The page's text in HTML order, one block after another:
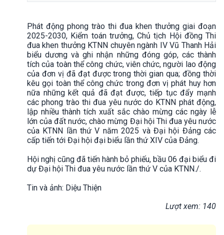
Phát động phong trào thi đua khen thưởng giai đoạn
2025-2030, Kiểm toán trưởng, Chủ tịch Hội đồng Thi
đua khen thưởng KTNN chuyên ngành IV Vũ Thanh Hải
biểu dương và ghi nhận những đóng góp, các thành
tích của toàn thể công chức, viên chức, người lao động
của đơn vị đã đạt được trong thời gian qua; đồng thời
kêu gọi toàn thể công chức trong đơn vị phát huy hơn
nữa những kết quả đã đạt được, tiếp tục đẩy mạnh
các phong trào thi đua yêu nước do KTNN phát động,
lập nhiều thành tích xuất sắc chào mừng các ngày lễ
lớn của đất nước, chào mừng Đại hội Thi đua yêu nước
của KTNN lần thứ V năm 2025 và Đại hội Đảng các
cấp tiến tới Đại hội đại biểu lần thứ XIV của Đảng.
Hội nghị cũng đã tiến hành bỏ phiếu, bầu 06 đại biểu đi
dự Đại hội Thi đua yêu nước lần thứ V của KTNN./.
Tin và ảnh: Diệu Thiện
Lượt xem: 140